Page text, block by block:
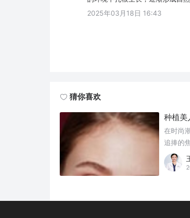
2025年03月18日 16:43
猜你喜欢
种植美
在时尚
追捧的
的小姐